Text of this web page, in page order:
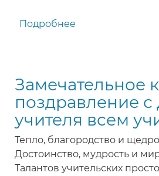
Подробнее
вчителя
на
українській
мові
Замечательное
поздравление
учителя всем
Тепло, благородство и
Достоинство, мудрость и
Талантов учительских